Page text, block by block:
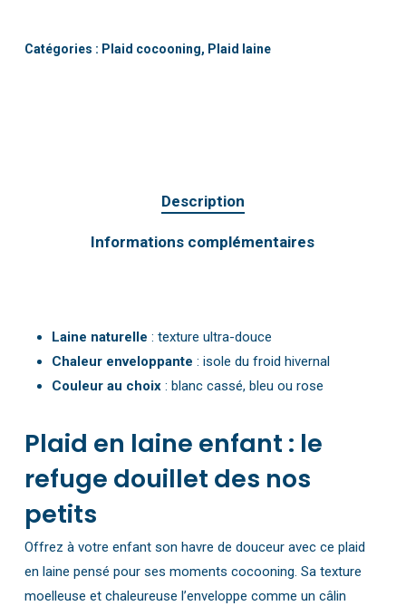
Catégories : Plaid cocooning, Plaid laine
Description
Informations complémentaires
Laine naturelle : texture ultra-douce
Chaleur enveloppante : isole du froid hivernal
Couleur au choix: blanc cassé, bleu ou rose
Plaid en laine enfant : le
refuge douillet des nos
petits
Offrez à votre enfant son havre de douceur avec ce plaid
en laine pensé pour ses moments cocooning. Sa texture
moelleuse et chaleureuse l’enveloppe comme un câlin